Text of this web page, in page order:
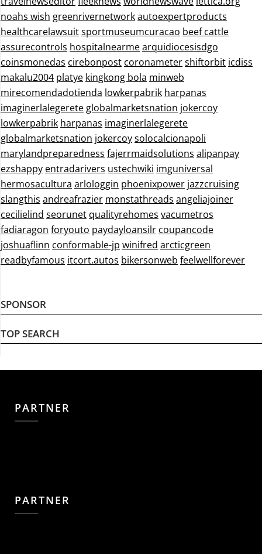
noahs wish greenrivernetworkautoexpertproducts
healthcarelawsuitsportmuseumcuracao beef cattle
assurecontrols hospitalnearmearquidiocesisdgo
coinsmonedas cirebonpost coronametershiftorbit icdiss
makalu2004 platye kingkong bola minweb
mirecomendadotienda lowkerpabrik harpanas
imaginerlalegereteglobalmarketsnation jokercoy
lowkerpabrik harpanas imaginerlalegerete
globalmarketsnation jokercoysolocalcionapoli
marylandpreparedness fajerrmaidsolutions alipanpay
ezshappy entradarivers ustechwiki imguniversal
hermosacultura arlologgin phoenixpower jazzcruising
slangthis andreafrazier monstathreads angeliajoiner
cecilielind seorunet qualityrehomes vacumetros
fadiaragon foryouto paydayloansilr coupancode
joshuaflinn conformable-jp winifred arcticgreen
readbyfamous itcort.autos bikersonweb feelwellforever
SPONSOR
TOP SEARCH
PARTNER
PARTNER